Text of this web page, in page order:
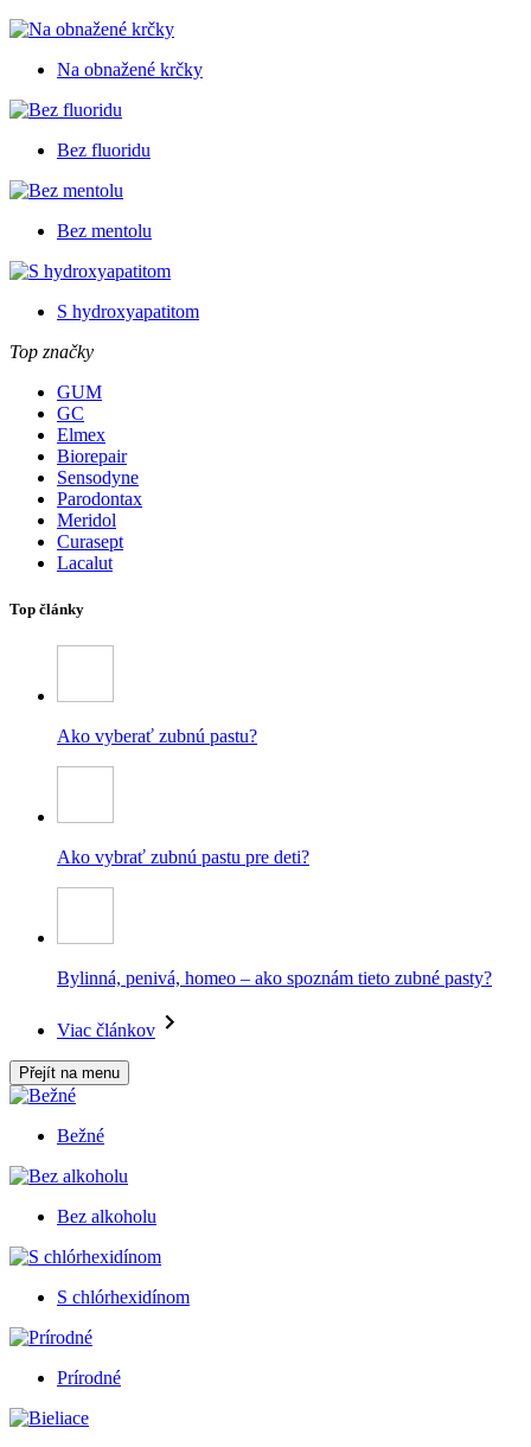
Na obnažené krčky
Bez fluoridu
Bez mentolu
S hydroxyapatitom
Top značky
GUM
GC
Elmex
Biorepair
Sensodyne
Parodontax
Meridol
Curasept
Lacalut
Top články
Ako vyberať zubnú pastu?
Ako vybrať zubnú pastu pre deti?
Bylinná, penivá, homeo – ako spoznám tieto zubné pasty?
Viac článkov
Přejít na menu
Bežné
Bez alkoholu
S chlórhexidínom
Prírodné